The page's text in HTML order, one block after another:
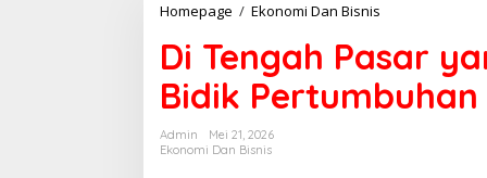
Homepage / Ekonomi Dan Bisnis
T
e
n
g
Di Tengah Pasar
Bidik
Admin
Mei 21, 2026
Ekonomi Dan Bisnis